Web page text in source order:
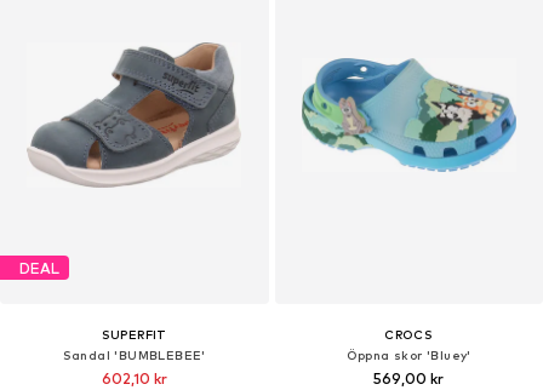
DEAL
SUPERFIT
Sandal 'BUMBLEBEE'
602,10 kr
CROCS
Öppna skor 'Bluey'
569,00 kr